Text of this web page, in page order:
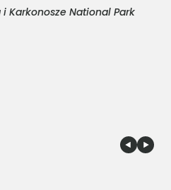
Karkonosze National Park